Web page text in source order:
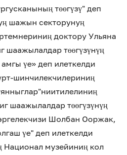
төөгүзү" деп
шажын секторунуң
доктору Ульяна
шаажылалдар төөгүзүнүң
үе» деп илеткелди
шинчилекчилериниң
шаажылалдар төөгүзүнүң
Шолбан Ооржак,
үе" деп илеткелди
Национал музейиниң кол